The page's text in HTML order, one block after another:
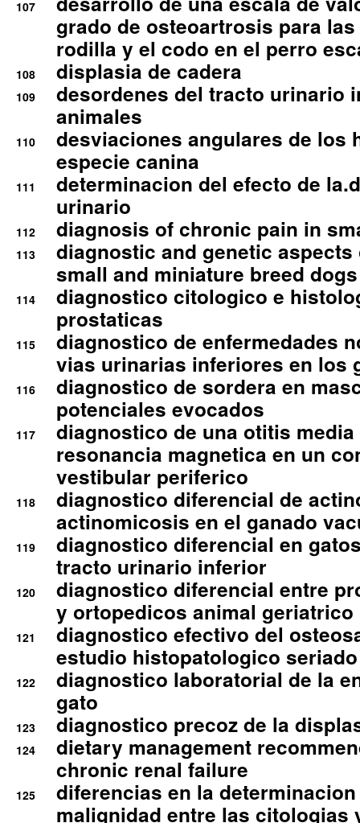
107
grado de osteoartrosis para
rodilla y el codo en el perro
108 displasia de cadera
109
desordenes del tracto urinario
animales
110
desviaciones angulares de los
especie canina
111
determinacion del efecto de
urinario
112 diagnosis of chronic pain in
113
diagnostic and genetic
small and miniature breed
114
diagnostico citologico e
prostaticas
115
diagnostico de enfermedades
vias urinarias inferiores en los
116
diagnostico de sordera en
potenciales evocados
117
diagnostico de una otitis
resonancia magnetica en un
vestibular periferico
118
diagnostico diferencial de
actinomicosis en el ganado
119
diagnostico diferencial en
tracto urinario inferior
120
diagnostico diferencial entre
y ortopedicos animal geriatrico
121
diagnostico efectivo del
estudio histopatologico seriado
122
diagnostico laboratorial de la
gato
123 diagnostico precoz de la
124
dietary management
chronic renal failure
125
diferencias en la
malignidad entre las citologias